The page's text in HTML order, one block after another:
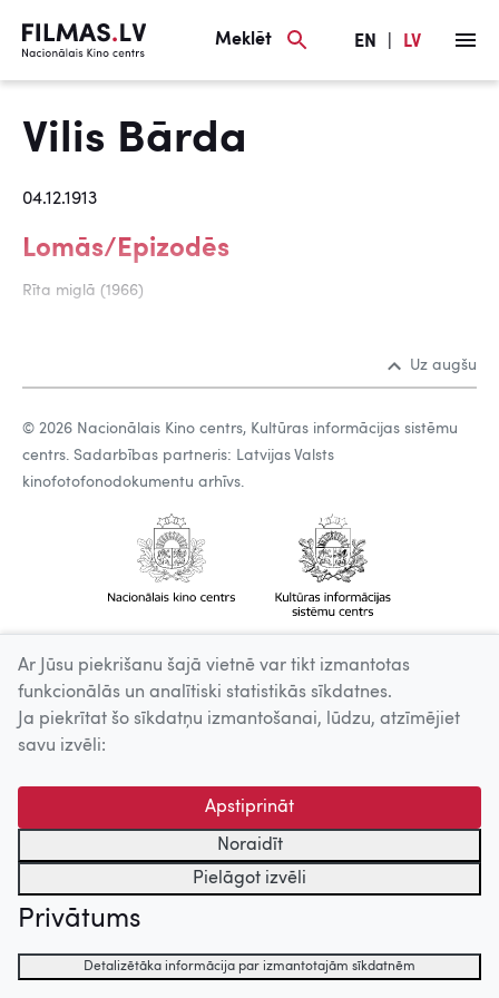
Meklēt EN LV
Vilis Bārda
04.12.1913
Lomās/Epizodēs
Rīta miglā (1966)
Uz augšu
© 2026 Nacionālais Kino centrs, Kultūras informācijas sistēmu
centrs. Sadarbības partneris: Latvijas Valsts
kinofotofonodokumentu arhīvs.
Ar Jūsu piekrišanu šajā vietnē var tikt izmantotas
funkcionālās un analītiski statistikās sīkdatnes.
Ja piekrītat šo sīkdatņu izmantošanai, lūdzu, atzīmējiet
savu izvēli:
Apstiprināt
Noraidīt
Pielāgot izvēli
Privātums
Detalizētāka informācija par izmantotajām sīkdatnēm